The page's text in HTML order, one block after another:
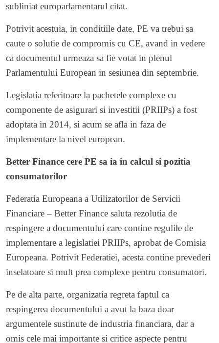
subliniat europarlamentarul citat.
Potrivit acestuia, in conditiile date, PE va trebui sa
caute o solutie de compromis cu CE, avand in vedere
ca documentul urmeaza sa fie votat in plenul
Parlamentului European in sesiunea din septembrie.
Legislatia referitoare la pachetele complexe cu
componente de asigurari si investitii (PRIIPs) a fost
adoptata in 2014, si acum se afla in faza de
implementare la nivel european.
Better Finance cere PE sa ia in calcul si pozitia
consumatorilor
Federatia Europeana a Utilizatorilor de Servicii
Financiare – Better Finance saluta rezolutia de
respingere a documentului care contine regulile de
implementare a legislatiei PRIIPs, aprobat de Comisia
Europeana. Potrivit Federatiei, acesta contine prevederi
inselatoare si mult prea complexe pentru consumatori.
Pe de alta parte, organizatia regreta faptul ca
respingerea documentului a avut la baza doar
argumentele sustinute de industria financiara, dar a
omis cele mai importante si critice aspecte pentru